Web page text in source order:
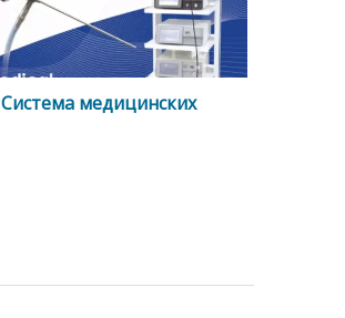
Система медицинских